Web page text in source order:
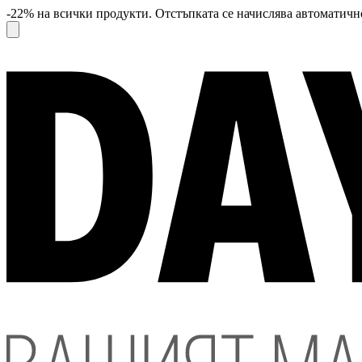
-22% на всички продукти. Отстъпката се начислява